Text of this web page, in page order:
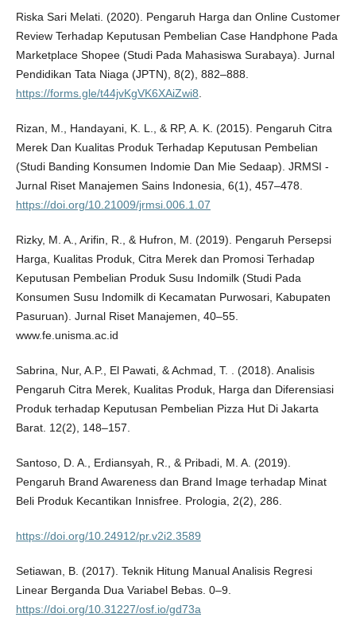
Riska Sari Melati. (2020). Pengaruh Harga dan Online Customer
Review Terhadap Keputusan Pembelian Case Handphone Pada
Marketplace Shopee (Studi Pada Mahasiswa Surabaya). Jurnal
Pendidikan Tata Niaga (JPTN), 8(2), 882–888.
https://forms.gle/t44jvKgVK6XAiZwi8
Rizan, M., Handayani, K. L., & RP, A. K. (2015). Pengaruh Citra
Merek Dan Kualitas Produk Terhadap Keputusan Pembelian
(Studi Banding Konsumen Indomie Dan Mie Sedaap). JRMSI -
Jurnal Riset Manajemen Sains Indonesia, 6(1), 457–478.
https://doi.org/10.21009/jrmsi.006.1.07
Rizky, M. A., Arifin, R., & Hufron, M. (2019). Pengaruh Persepsi
Harga, Kualitas Produk, Citra Merek dan Promosi Terhadap
Keputusan Pembelian Produk Susu Indomilk (Studi Pada
Konsumen Susu Indomilk di Kecamatan Purwosari, Kabupaten
Pasuruan). Jurnal Riset Manajemen, 40–55.
www.fe.unisma.ac.id
Sabrina, Nur, A.P., El Pawati, & Achmad, T. . (2018). Analisis
Pengaruh Citra Merek, Kualitas Produk, Harga dan Diferensiasi
Produk terhadap Keputusan Pembelian Pizza Hut Di Jakarta
Barat. 12(2), 148–157.
Santoso, D. A., Erdiansyah, R., & Pribadi, M. A. (2019).
Pengaruh Brand Awareness dan Brand Image terhadap Minat
Beli Produk Kecantikan Innisfree. Prologia, 2(2), 286.
https://doi.org/10.24912/pr.v2i2.3589
Setiawan, B. (2017). Teknik Hitung Manual Analisis Regresi
Linear Berganda Dua Variabel Bebas. 0–9.
https://doi.org/10.31227/osf.io/gd73a